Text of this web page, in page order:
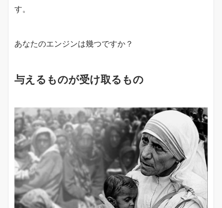
す。
あなたのエンジンは幾つですか？
与えるものが受け取るもの